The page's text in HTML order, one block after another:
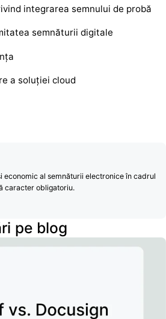
integrarea semnului de probă
semnăturii digitale
a soluției cloud
economic al semnăturii electronice în cadrul
caracter obligatoriu.
pe blog